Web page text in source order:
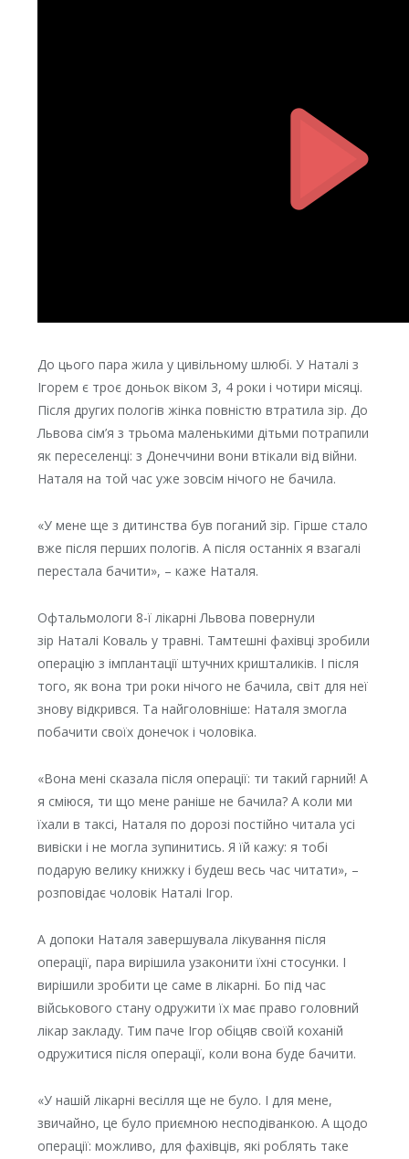
До цього пара жила у цивільному шлюбі. У Наталі з
Ігорем є троє доньок віком 3, 4 роки і чотири місяці.
Після других пологів жінка повністю втратила зір. До
Львова сім’я з трьома маленькими дітьми потрапили
як переселенці: з Донеччини вони втікали від війни.
Наталя на той час уже зовсім нічого не бачила.
«У мене ще з дитинства був поганий зір. Гірше стало
вже після перших пологів. А після останніх я взагалі
перестала бачити», – каже Наталя.
Офтальмологи 8-ї лікарні Львова повернули
зір Наталі Коваль у травні. Тамтешні фахівці зробили
операцію з імплантації штучних кришталиків. І після
того, як вона три роки нічого не бачила, світ для неї
знову відкрився. Та найголовніше: Наталя змогла
побачити своїх донечок і чоловіка.
«Вона мені сказала після операції: ти такий гарний! А
я сміюся, ти що мене раніше не бачила? А коли ми
їхали в таксі, Наталя по дорозі постійно читала усі
вивіски і не могла зупинитись. Я їй кажу: я тобі
подарую велику книжку і будеш весь час читати», –
розповідає чоловік Наталі Ігор.
А допоки Наталя завершувала лікування після
операції, пара вирішила узаконити їхні стосунки. І
вирішили зробити це саме в лікарні. Бо під час
військового стану одружити їх має право головний
лікар закладу. Тим паче Ігор обіцяв своїй коханій
одружитися після операції, коли вона буде бачити.
«У нашій лікарні весілля ще не було. І для мене,
звичайно, це було приємною несподіванкою. А щодо
операції: можливо, для фахівців, які роблять таке